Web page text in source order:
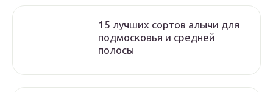
15 лучших сортов алычи для
подмосковья и средней
полосы